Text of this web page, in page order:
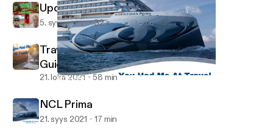
NCL Prima
Upcoming Ireland Teaser
5. syys 2023 32 s
Traveling Now with Updated Safety
Guidelines
21. loka 2021 58 min
NCL Prima
21. syys 2021 17 min